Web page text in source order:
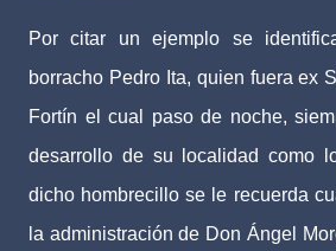
Por citar un ejemplo se
borracho Pedro Ita, quien fuera ex
Fortín el cual paso de noche,
desarrollo de su localidad como
dicho hombrecillo se le recuerda
la administración de Don Ángel